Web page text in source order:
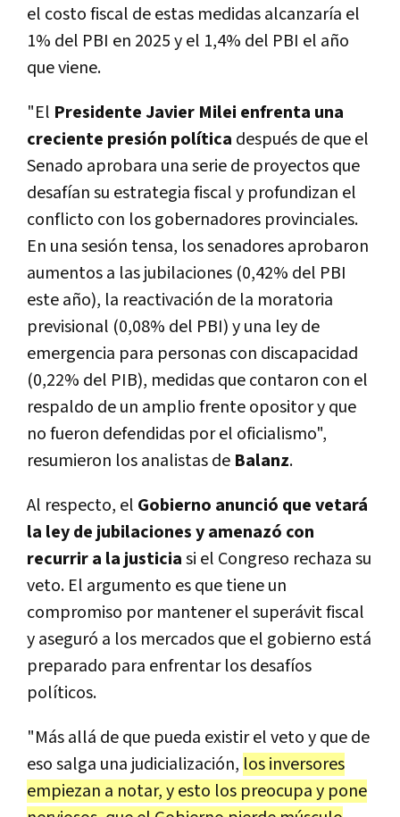
el costo fiscal de estas medidas alcanzaría el
1% del PBI en 2025 y el 1,4% del PBI el año
que viene.
"El Presidente Javier Milei enfrenta una
creciente presión política después de que el
Senado aprobara una serie de proyectos que
desafían su estrategia fiscal y profundizan el
conflicto con los gobernadores provinciales.
En una sesión tensa, los senadores aprobaron
aumentos a las jubilaciones (0,42% del PBI
este año), la reactivación de la moratoria
previsional (0,08% del PBI) y una ley de
emergencia para personas con discapacidad
(0,22% del PIB), medidas que contaron con el
respaldo de un amplio frente opositor y que
no fueron defendidas por el oficialismo",
resumieron los analistas de Balanz.
Al respecto, el Gobierno anunció que vetará
la ley de jubilaciones y amenazó con
recurrir a la justiciasi el Congreso rechaza su
veto. El argumento es que tiene un
compromiso por mantener el superávit fiscal
y aseguró a los mercados que el gobierno está
preparado para enfrentar los desafíos
políticos.
"Más allá de que pueda existir el veto y que de
eso salga una judicialización, los inversores
empiezan a notar, y esto los preocupa y pone